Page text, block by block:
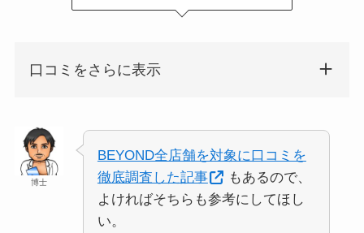
口コミをさらに表示
博士
BEYOND全店舗を対象に口コミを
徹底調査した記事
もあるので、
よければそちらも参考にしてほし
い。